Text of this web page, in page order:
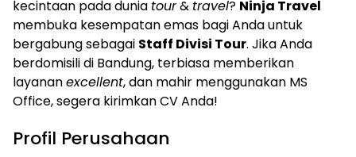
kecintaan pada dunia tour& travel? Ninja Travel
membuka kesempatan emas bagi Anda untuk
bergabung sebagai Staff Divisi Tour. Jika Anda
berdomisili di Bandung, terbiasa memberikan
layananexcellent, dan mahir menggunakan MS
Office, segera kirimkan CV Anda!
Profil Perusahaan